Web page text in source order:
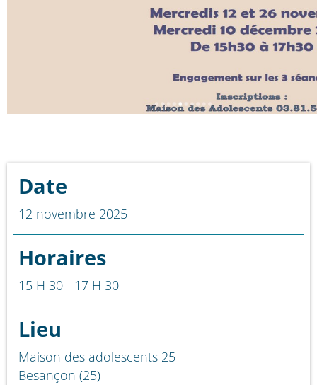
Date
12 novembre 2025
Horaires
15 H 30 - 17 H 30
Lieu
Maison des adolescents 25
Besançon (25)